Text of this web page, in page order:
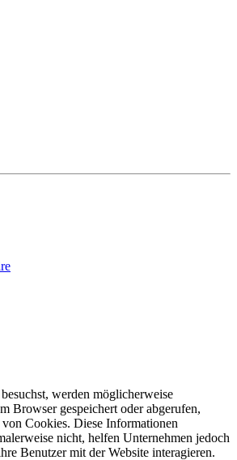
werden möglicherweise
Browser gespeichert oder abgerufen,
Cookies. Diese Informationen
nicht, helfen Unternehmen jedoch
Benutzer mit der Website interagieren.